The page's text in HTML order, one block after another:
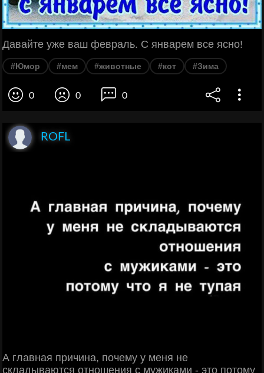
Давайте уже ваш февраль. С январем все ясно!
#Юмор #мем #животные #кот #Зима
0 0 0
ROFL
А главная причина, почему у меня не
складываются отношения с мужиками - это потому